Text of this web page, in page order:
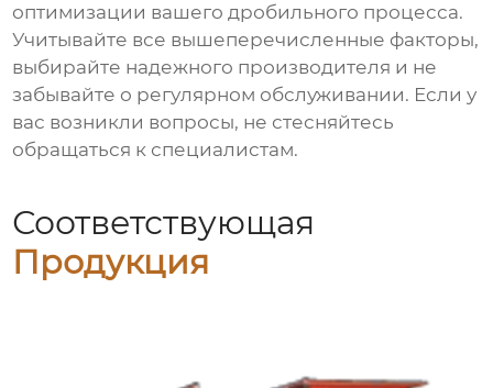
оптимизации вашего дробильного процесса.
Учитывайте все вышеперечисленные факторы,
выбирайте надежного производителя и не
забывайте о регулярном обслуживании. Если у
вас возникли вопросы, не стесняйтесь
обращаться к специалистам.
Соответствующая
Продукция